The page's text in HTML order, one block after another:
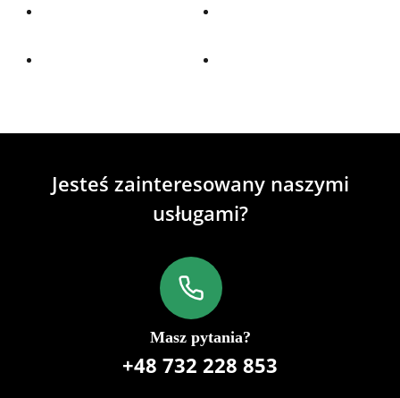
Jesteś zainteresowany naszymi
usługami?
Masz pytania?
+48 732 228 853